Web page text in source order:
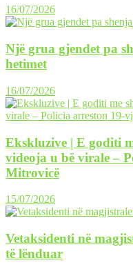
16/07/2026
Një grua gjendet pa
hetimet
16/07/2026
Ekskluzive | E goditi
videoja u bë virale –
Mitrovicë
15/07/2026
Vetaksidenti në
të lënduar